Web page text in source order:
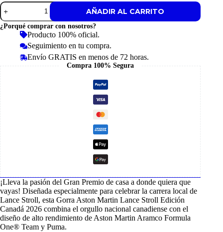
Gorra
Aston
Martin
Lance
Edición
Canadá
AÑADIR AL CARRITO
¿Porqué comprar con nosotros?
Producto 100% oficial.
Seguimiento en tu compra.
Envío GRATIS en menos de 72 horas.
Compra 100% Segura
¡Lleva la pasión del Gran Premio de casa a donde quiera que
vayas! Diseñada especialmente para celebrar la carrera local de
Lance Stroll, esta Gorra Aston Martin Lance Stroll Edición
Canadá 2026 combina el orgullo nacional canadiense con el
diseño de alto rendimiento de Aston Martin Aramco Formula
One® Team y Puma.